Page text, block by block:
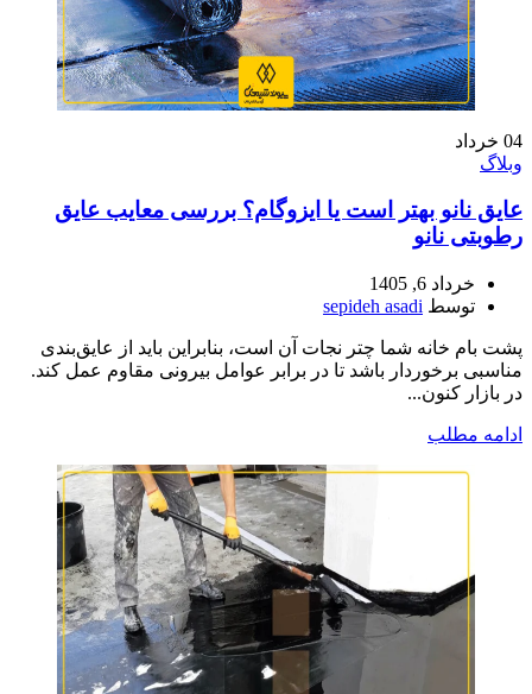
04 خرداد
وبلاگ
عایق نانو بهتر است یا ایزوگام؟ بررسی معایب عایق
رطوبتی نانو
خرداد 6, 1405
توسط sepideh asadi
پشت بام خانه شما چتر نجات آن است، بنابراین باید از عایق‌بندی
مناسبی برخوردار باشد تا در برابر عوامل بیرونی مقاوم عمل کند.
در بازار کنون...
ادامه مطلب